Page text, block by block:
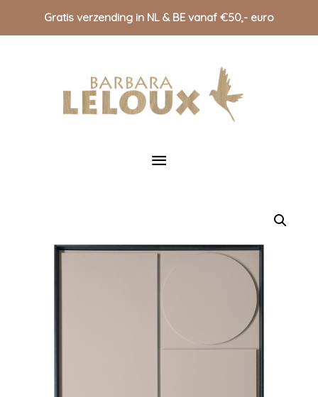
Gratis verzending in NL & BE vanaf €50,- euro
Hoofdmenu